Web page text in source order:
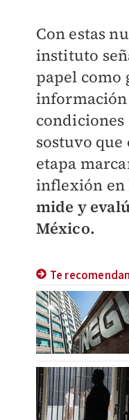
Con estas
instituto
papel como
información
condiciones
sostuvo
etapa
inflexión en
mide y
México.
Te